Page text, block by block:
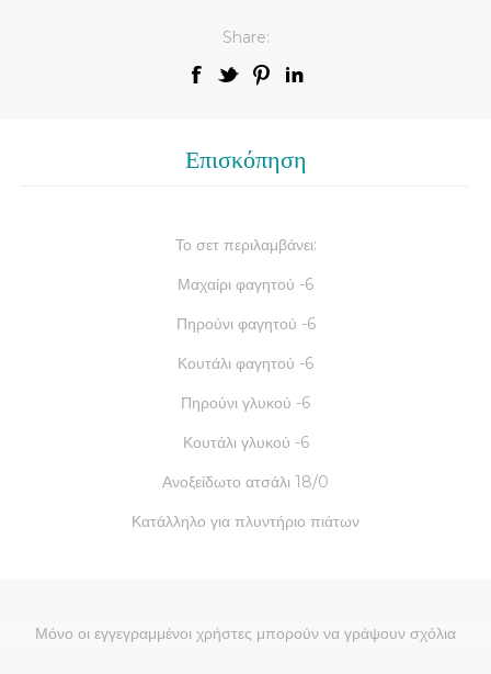
Share:
Επισκόπηση
Το σετ περιλαμβάνει:
Μαχαίρι φαγητού -6
Πηρούνι φαγητού -6
Κουτάλι φαγητού -6
Πηρούνι γλυκού -6
Κουτάλι γλυκού -6
Ανοξείδωτο ατσάλι 18/0
Κατάλληλο για πλυντήριο πιάτων
Μόνο οι εγγεγραμμένοι χρήστες μπορούν να γράψουν σχόλια